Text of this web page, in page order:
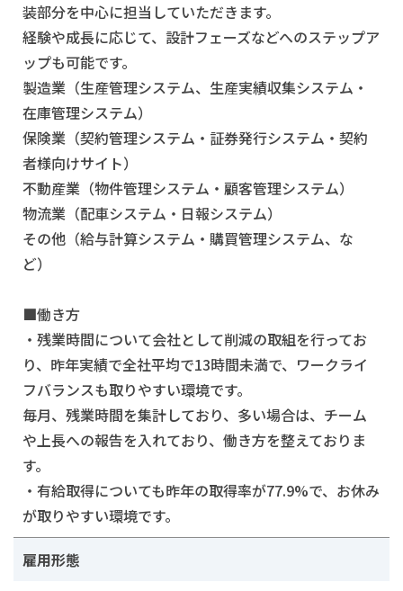
装部分を中心に担当していただきます。
経験や成長に応じて、設計フェーズなどへのステップア
ップも可能です。
製造業（生産管理システム、生産実績収集システム・
在庫管理システム）
保険業（契約管理システム・証券発行システム・契約
者様向けサイト）
不動産業（物件管理システム・顧客管理システム）
物流業（配車システム・日報システム）
その他（給与計算システム・購買管理システム、な
ど）
■働き方
・残業時間について会社として削減の取組を行ってお
り、昨年実績で全社平均で13時間未満で、ワークライ
フバランスも取りやすい環境です。
毎月、残業時間を集計しており、多い場合は、チーム
や上長への報告を入れており、働き方を整えておりま
す。
・有給取得についても昨年の取得率が77.9%で、お休み
が取りやすい環境です。
雇用形態